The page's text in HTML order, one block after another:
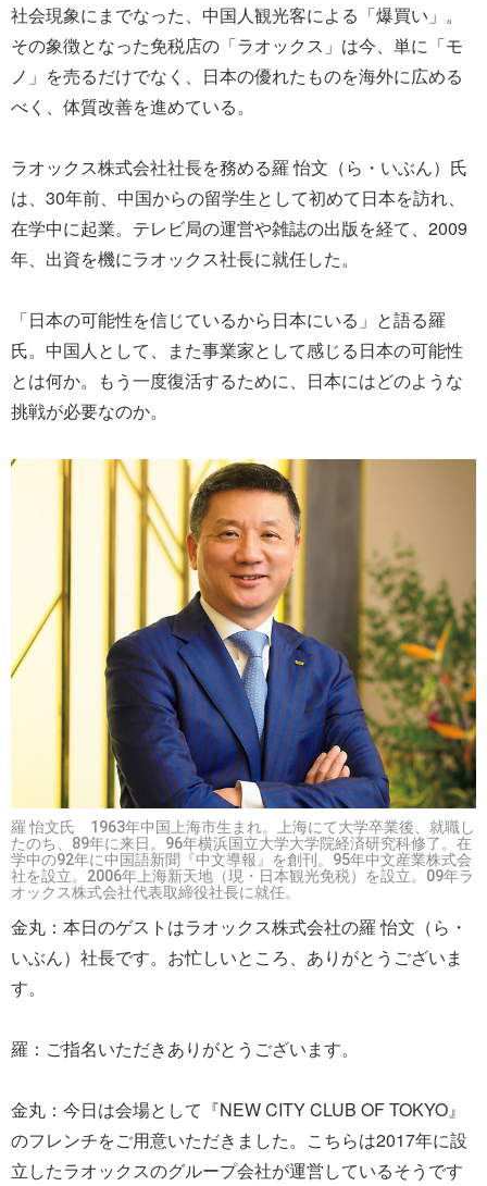
社会現象にまでなった、中国人観光客による「爆買い」。
その象徴となった免税店の「ラオックス」は今、単に「モ
ノ」を売るだけでなく、日本の優れたものを海外に広める
べく、体質改善を進めている。
ラオックス株式会社社長を務める羅 怡文（ら・いぶん）氏
は、30年前、中国からの留学生として初めて日本を訪れ、
在学中に起業。テレビ局の運営や雑誌の出版を経て、2009
年、出資を機にラオックス社長に就任した。
「日本の可能性を信じているから日本にいる」と語る羅
氏。中国人として、また事業家として感じる日本の可能性
とは何か。もう一度復活するために、日本にはどのような
挑戦が必要なのか。
羅 怡文氏 1963年中国上海市生まれ。上海にて大学卒業後、就職し
たのち、89年に来日。96年横浜国立大学大学院経済研究科修了。在
学中の92年に中国語新聞『中文導報』を創刊。95年中文産業株式会
社を設立。2006年上海新天地（現・日本観光免税）を設立。09年ラ
オックス株式会社代表取締役社長に就任。
金丸：本日のゲストはラオックス株式会社の羅 怡文（ら・
いぶん）社長です。お忙しいところ、ありがとうございま
す。
羅：ご指名いただきありがとうございます。
金丸：今日は会場として『NEW CITY CLUB OF TOKYO』
のフレンチをご用意いただきました。こちらは2017年に設
立したラオックスのグループ会社が運営しているそうです